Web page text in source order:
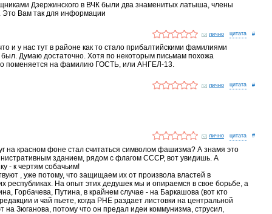
Дзержинского в ВЧК были два знаменитых латыша, члены
Это Вам так для информации
лично #
и у нас тут в районе как то стало прибалтийскими фамилиями
был. Думаю достаточно. Хотя по некоторым письмам похожа
поменяется на фамилию ГОСТЬ, или АНГЕЛ-13.
лично #
лично #
на красном фоне стал считаться символом фашизма? А знамя это
зданием, рядом с флагом СССР, вот увидишь. А
- к чертям собачьим!
, уже потому, что защищаем их от произвола властей в
республиках. На опыт этих дедушек мы и опираемся в свое борьбе, а
Горбачева, Путина, в крайнем случае - на Баркашова (вот кто
и чай пьете, когда РНЕ раздает листовки на центральной
Зюганова, потому что он предал идеи коммунизма, струсил,